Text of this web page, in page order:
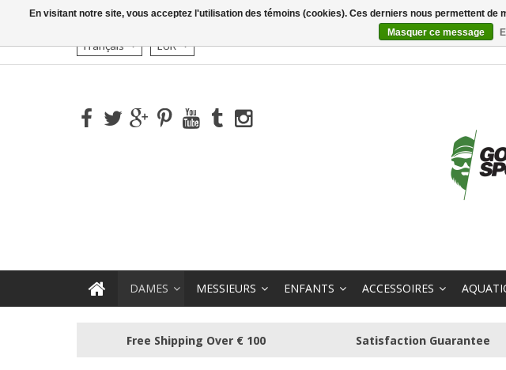
Français EUR
DAMES MESSIEURS ENFANTS ACCESSOIRES
Free Shipping Over € 100 Satisfaction Guarantee
En visitant notre site, vous acceptez l'utilisation des témoins (cookies). Ces derniers nous permettent
Masquer ce message